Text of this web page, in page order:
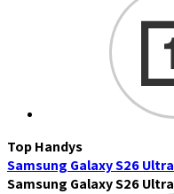
Top Handys
Samsung Galaxy S26 Ultra
Samsung Galaxy S26 Ultra